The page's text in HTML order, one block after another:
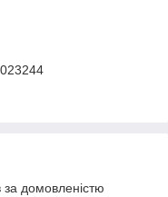
домовленістю